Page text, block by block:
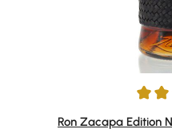
Average rating of 4.84 out
Ron Zacapa Edition